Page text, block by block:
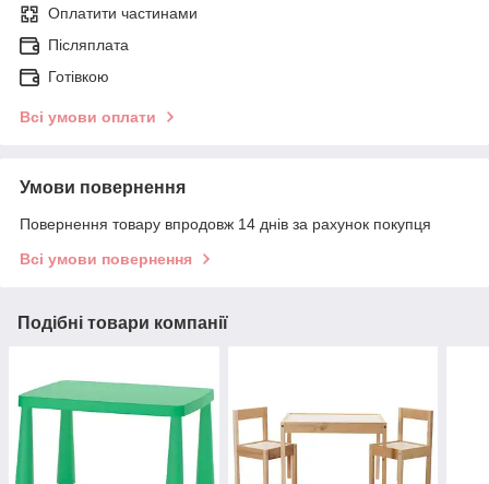
Оплатити частинами
Післяплата
Готівкою
Всі умови оплати
Умови повернення
Повернення товару впродовж 14 днів за рахунок покупця
Всі умови повернення
Подібні товари компанії